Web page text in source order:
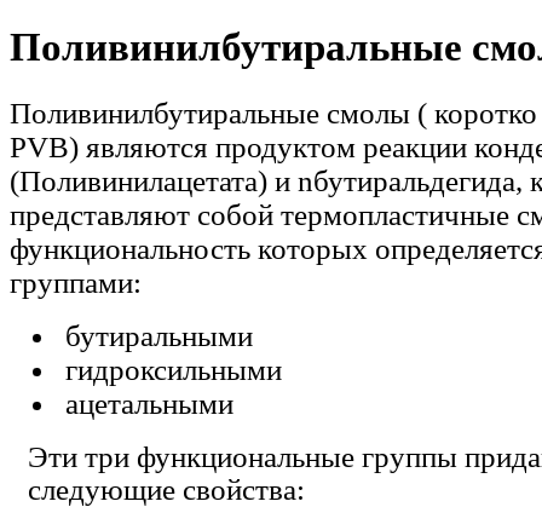
Поливинилбутиральные
Поливинилбутиральные смолы ( коротко
PVB) являются продуктом реакции
(Поливинилацетата) и n­бутиральдегида,
представляют собой термопластичные
функциональность которых
группами:
­ бутиральными
­ гидроксильными
­ ацетальными
Эти три функциональные группы
следующие свойства: